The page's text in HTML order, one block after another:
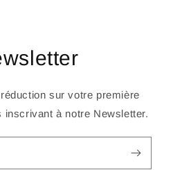
sur votre première
inscrivant à notre Newsletter.